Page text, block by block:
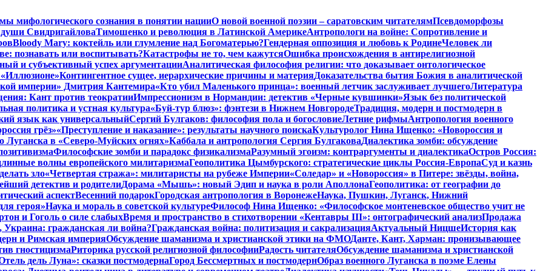
мифологического сознания в понятии нацииО новой военной поэзии – саратовским читателямПсевдоморфозы
СвидригайловаТимошенко и революция в Латинской АмерикеАнтропологи на войне: Сопротивление и
Bloody Mary: коктейль или глумление над Богоматерью?Гендерная оппозиция и любовь к РодинеЧеловек ли
познавать или воспитывать?Катастрофы не то, чем кажутсяОшибка происхождения в антирелигиозной
и субъективный успех аргументацииАналитическая философия религии: что доказывает онтологическое
Контингентное сущее, иерархические причины и материяДоказательства бытия Божия в аналитической
империи» Дмитрия Кантемира«Кто убил Маленького принца»: военный летчик заслуживает лучшегоЛитература
Кант против теократииИмпрессионизм в Нормандии: детектив «Черные кувшинки»Язык без политической
политика и устная культура«Буй-тур блюз»: фэнтези в Нижнем НовгородеТрадиция, модерн и постмодерн в
язык как универсальныйСергий Булгаков: философия пола и богословиеЛетние рифмыАнтропология военного
грёз»«Преступление и наказание»: результаты научного поискаКультуролог Нина Ищенко: «Новороссия и
Луганска в «Северо-Муйских огнях»Каббала и антропология Сергия БулгаковаДиалектика зомби: обсуждение
Философские зомби и парадокс физикализмаРазумный эгоизм: контраргументы и диалектикаОстров Россия:
волны европейского милитаризмаГеополитика Цымбурского: стратегические циклы Россия-ЕвропаСуд и казнь
зло«Четвертая стража»: милитаристы на рубеже Империи«Соледар» и «Новороссия» в Питере: звёзды, война,
детектив и родителиДорама «Мышь»: новый Эдип и наука в роли АполлонаГеополитика: от географии до
аспектВесенний подарокГородская антропология в ВоронежеНаука, Пушкин, Луганск, Нижний
героя»Наука и мораль в советской культуреФилософ Нина Ищенко: «Философское монтеневское общество учит не
и Гоголь о силе слабыхВремя и пространство в стихотворении «Кентавры III»: онтографический анализПродажа
Украина: гражданская ли война?Гражданская война: политизация и сакрализацияАктуальный НицшеИстория как
и Римская империяОбсуждение шаманизма и христианской этики на ФМОДанте, Кант, Харман: пронизывающее
гностицизмаРиторика русской религиозной философииРадость читателяОбсуждение шаманизма и христианской
дель Луна»: сказки постмодернаГород Бессмертных и постмодернОбраз военного Луганска в поэме Елены